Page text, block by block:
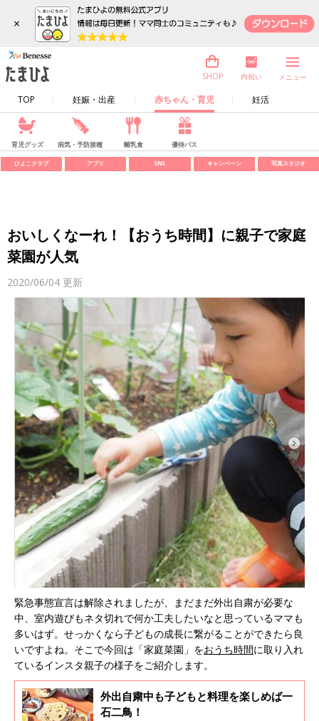
×
TOP 妊娠・出産 赤ちゃん・育児 妊活
SHOP 内祝い メニュー
育児グッズ 病気・予防接種 離乳食 優待パス
ひよこクラブ アプリ SNS キャンペーン 写真スタジオ
おいしくなーれ！【おうち時間】に親子で家庭
菜園が人気
2020/06/04 更新
緊急事態宣言は解除されましたが、まだまだ外出自粛が必要な
中、室内遊びもネタ切れで何か工夫したいなと思っているママも
多いはず。せっかくなら子どもの成長に繋がることができたら良
いですよね。そこで今回は「家庭菜園」をおうち時間に取り入れ
ているインスタ親子の様子をご紹介します。
外出自粛中も子どもと料理を楽しめば一
石二鳥！